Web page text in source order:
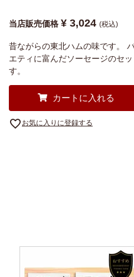
当店販売価格 ¥ 3,024 税込
昔ながらの東北ハムの味です。
エティに富んだソーセージのセ
す。
カートに入れる
お気に入りに登録する